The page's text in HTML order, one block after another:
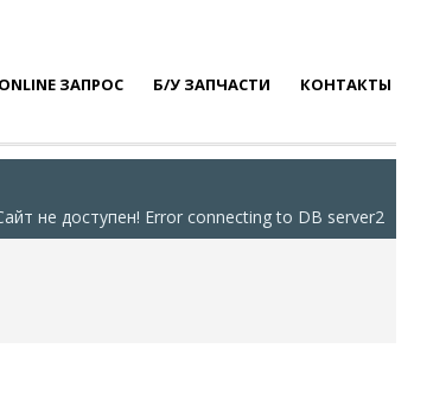
ONLINE ЗАПРОС Б/У ЗАПЧАСТИ КОНТАКТЫ
не доступен! Error connecting to DB server2